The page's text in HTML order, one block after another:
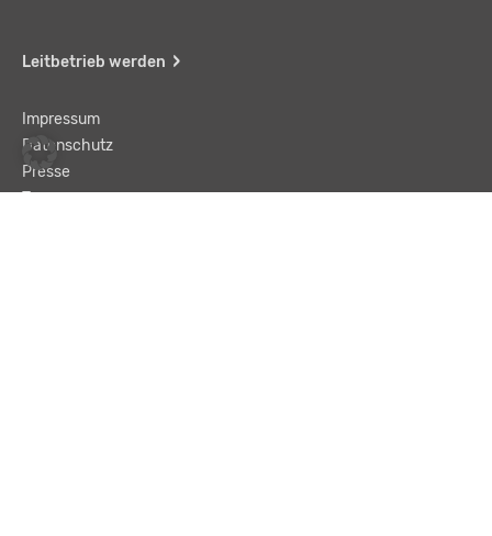
Leitbetrieb werden
Impressum
Datenschutz
Presse
Team